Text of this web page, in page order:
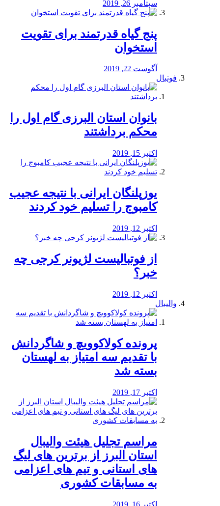
سپتامبر 26, 2019
پنج گیاه قدرتمند برای تقویت
استخوان
آگوست 22, 2019
فوتبال
بانوان استان البرزی گام اول را
محكم برداشتند
اکتبر 15, 2019
یوزپلنگان ایرانی با نتیجه عجیب
کامبوج را تسلیم خود کردند
اکتبر 12, 2019
از فوتبالیست لژیونر کرجی چه
خبر؟
اکتبر 12, 2019
والیبال
پرونده کولاکوویچ و شاگردانش
با تقدیم سه امتیاز به لهستان
بسته شد
اکتبر 17, 2019
مراسم تجلیل هیئت والیبال
استان البرز از برترین های لیگ
های استانی و تیم های اعزامی
به مسابقات کشوری
اکتبر 16, 2019